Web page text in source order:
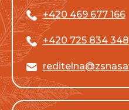
+420 469 677 166
+420 725 834 348